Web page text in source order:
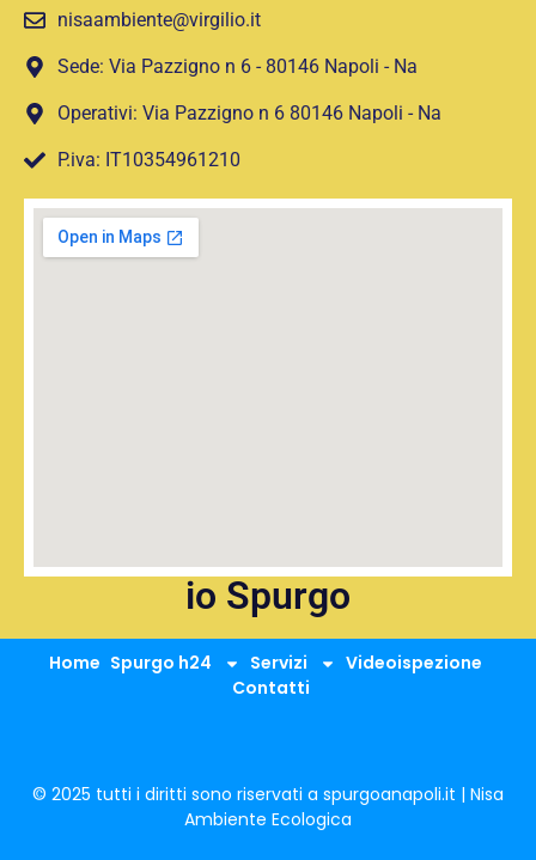
nisaambiente@virgilio.it
Sede: Via Pazzigno n 6 - 80146 Napoli - Na
Operativi: Via Pazzigno n 6 80146 Napoli - Na
P.iva: IT10354961210
io Spurgo
Home Spurgo h24 Servizi
Videoispezione
Contatti
© 2025 tutti i diritti sono riservati a spurgoanapoli.it | Nisa
Ambiente Ecologica